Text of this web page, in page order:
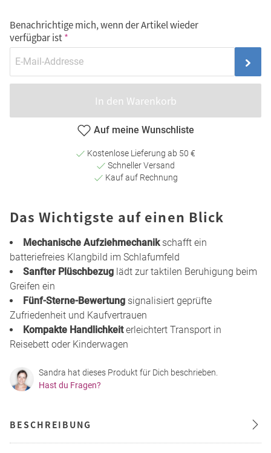
Benachrichtige mich, wenn der Artikel wieder
verfügbar ist
In den Warenkorb
Auf meine Wunschliste
Kostenlose Lieferung ab 50 €
Schneller Versand
Kauf auf Rechnung
Das Wichtigste auf einen Blick
Mechanische Aufziehmechanikschafft ein
batteriefreies Klangbild im Schlafumfeld
Sanfter Plüschbezug lädt zur taktilen Beruhigung beim
Greifen ein
Fünf-Sterne-Bewertung signalisiert geprüfte
Zufriedenheit und Kaufvertrauen
Kompakte Handlichkeiterleichtert Transport in
Reisebett oder Kinderwagen
Sandra hat dieses Produkt für Dich beschrieben.
Hast du Fragen?
BESCHREIBUNG